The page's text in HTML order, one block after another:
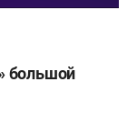
большой